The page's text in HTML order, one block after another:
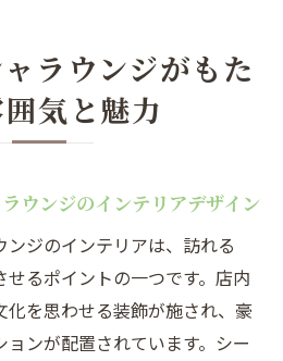
ジで感じる渋谷の異国情緒
ジが提供する渋谷のエキゾ
谷の喧騒を忘れる特別なひ
ラウンジがもた
気と魅力
ウンジのインテリアデザイン
ジのインテリアは、訪れる
るポイントの一つです。店内
化を思わせる装飾が施され、豪
ンが配置されています。シー